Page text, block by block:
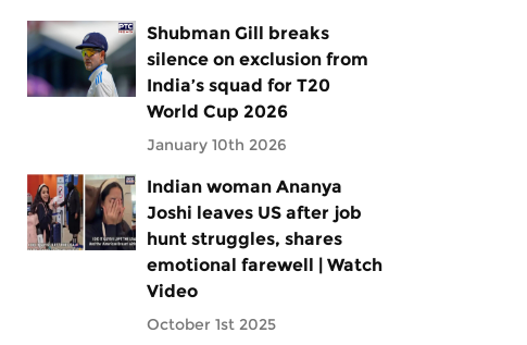
Shubman Gill breaks
silence on exclusion from
India’s squad for T20
World Cup 2026
January 10th 2026
Indian woman Ananya
Joshi leaves US after job
hunt struggles, shares
emotional farewell | Watch
Video
October 1st 2025